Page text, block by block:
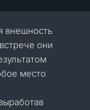
внешность
они
место